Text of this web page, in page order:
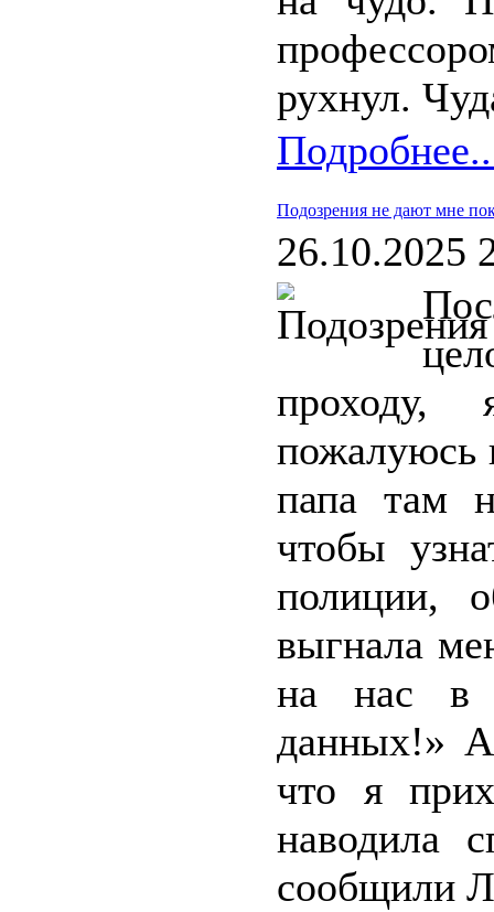
рухнул.
Подозрения не дают мне
26.10.2025
проходу,
пожалуюсь
папа там
чтобы
полиции,
выгнала
на нас в
данных!»
что я
наводила
сообщили